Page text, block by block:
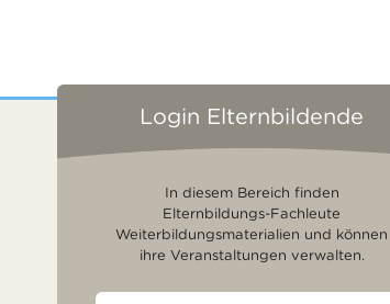
Login Elternbildende
In diesem Bereich finden
Elternbildungs-Fachleute
Weiterbildungsmaterialien und können
ihre Veranstaltungen verwalten.